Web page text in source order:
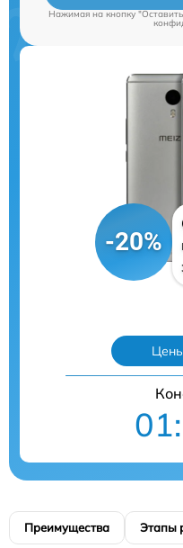
Нажимая на кнопку
-20%
Преимущества Этапы